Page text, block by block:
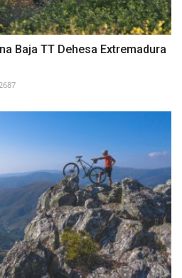
Baja TT Dehesa Extremadura